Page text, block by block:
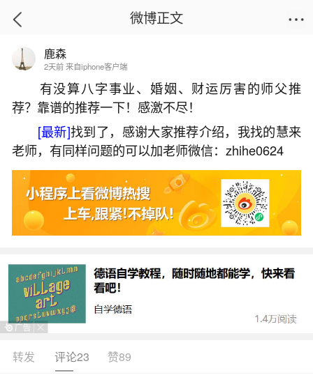
首页
85年2月出生的人2026年运程
2026-07-07 19:34:46 27 9 赞
生活中像85年2月出生的人2026年运程都是很
微博正文
鹿森
2天前 来自iphone客户端
有没算八字事业、婚姻、财运厉害的师父推
荐？靠谱的推荐一下！感激不尽！
[最新]找到了，感谢大家推荐介绍，我找的慧来
老师，有同样问题的可以加老师微信：zhihe0624
转发 评论23 赞89